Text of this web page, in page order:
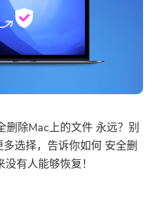
删除Mac上的文件 永远？别
选择，告诉你如何 安全删
没有人能够恢复！